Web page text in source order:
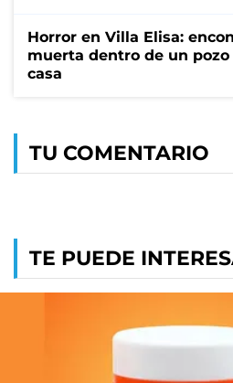
Horror en Villa Elisa:
muerta dentro de un
casa
TU COMENTARIO
TE PUEDE